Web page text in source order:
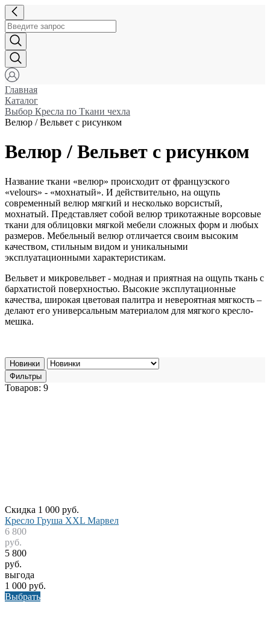
Главная
Каталог
Выбор Кресла по Ткани чехла
Велюр / Вельвет с рисунком
Велюр / Вельвет с рисунком
Название ткани «велюр» происходит от французского
«velours» - «мохнатый». И действительно, на ощупь
современный велюр мягкий и несколько ворсистый,
мохнатый. Представляет собой велюр трикотажные ворсовые
ткани для облицовки мягкой мебели сложных форм и любых
размеров. Мебельный велюр отличается своим высоким
качеством, стильным видом и уникальными
эксплуатационными характеристикам.
Вельвет и микровельвет - модная и приятная на ощупь ткань с
бархатистой поверхностью. Высокие эксплутационные
качества, широкая цветовая палитра и невероятная мягкость –
делают его универсальным материалом для мягкого кресло-
мешка.
Новинки
Фильтры
Товаров: 9
Скидка 1 000 руб.
Кресло Груша XXL Марвел
6 800
руб.
5 800
руб.
выгода
1 000 руб.
Выбрать